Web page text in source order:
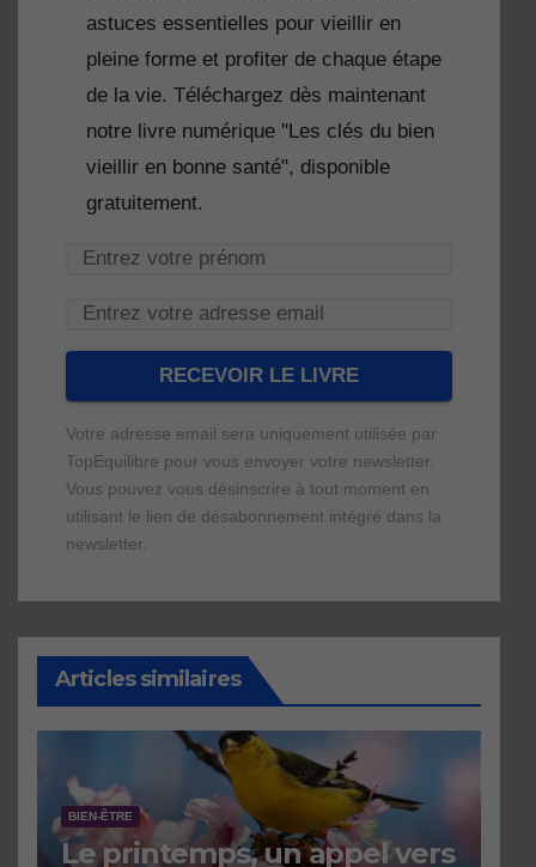
astuces essentielles pour vieillir en
pleine forme et profiter de chaque étape
de la vie. Téléchargez dès maintenant
notre livre numérique "Les clés du bien
vieillir en bonne santé", disponible
gratuitement.
Votre adresse email sera uniquement utilisée par
TopEquilibre pour vous envoyer votre newsletter.
Vous pouvez vous désinscrire à tout moment en
utilisant le lien de désabonnement intégré dans la
newsletter.
réessayer ou de recharger la page.
quelques secondes à l'adresse e-mail que
vous avez indiquée
Articles similaires
BIEN-ÊTRE
Le printemps, un appel vers